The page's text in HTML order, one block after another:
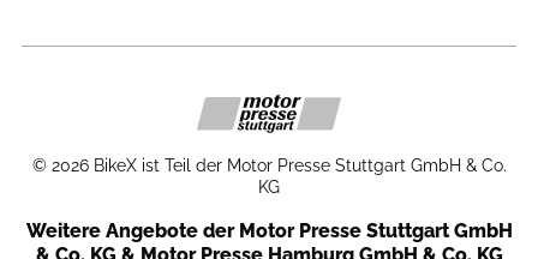
© 2026 BikeX ist Teil der Motor Presse Stuttgart GmbH & Co.
KG
Weitere Angebote der Motor Presse Stuttgart GmbH